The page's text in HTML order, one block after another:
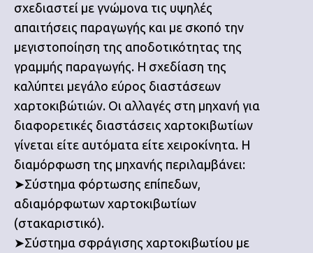
σχεδιαστεί με γνώμονα τις υψηλές
απαιτήσεις παραγωγής και με σκοπό την
μεγιστοποίηση της αποδοτικότητας της
γραμμής παραγωγής. Η σχεδίαση της
καλύπτει μεγάλο εύρος διαστάσεων
χαρτοκιβώτιών. Οι αλλαγές στη μηχανή για
διαφορετικές διαστάσεις χαρτοκιβωτίων
γίνεται είτε αυτόματα είτε χειροκίνητα. Η
διαμόρφωση της μηχανής περιλαμβάνει:
➤Σύστημα φόρτωσης επίπεδων,
αδιαμόρφωτων χαρτοκιβωτίων
(στακαριστικό).
➤Σύστημα σφράγισης χαρτοκιβωτίου με